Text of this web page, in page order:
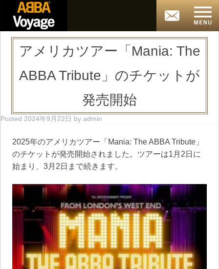
アメリカツアー「Mania: The
ABBA Tribute」のチケットが
発売開始
Posted 2024年9月22日 by admin
2025年のアメリカツアー「Mania: The ABBA Tribute」
のチケットが発売開始されました。ツアーは1月2日に
始まり、3月2日まで続きます。